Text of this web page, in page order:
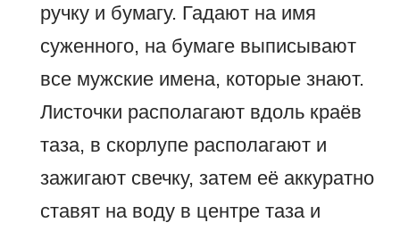
ручку и бумагу. Гадают на имя
суженного, на бумаге выписывают
все мужские имена, которые знают.
Листочки располагают вдоль краёв
таза, в скорлупе располагают и
зажигают свечку, затем её аккуратно
ставят на воду в центре таза и